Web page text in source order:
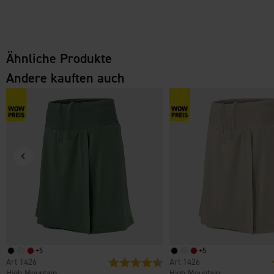
Ähnliche Produkte
Andere kauften auch
+5
1426 Bewertung: 4.7 von 5 Sternen
+5
1426